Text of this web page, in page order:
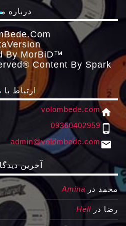
درباره
By MorBiD™
Content By Spark
ارتباط با
home
volombede.com
phone_android
09360402959
email
admin@volombede.com
آخرین
محمد در Amina
رضا در Hell